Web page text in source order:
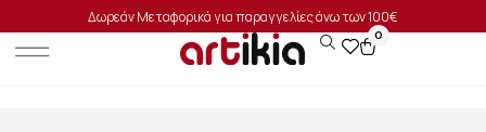
Δωρεάν Μεταφορικά για παραγγελίες άνω των 100€
0